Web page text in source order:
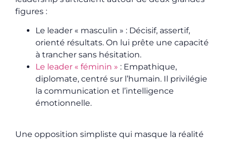
figures :
Le leader « masculin » : Décisif, assertif,
orienté résultats. On lui prête une capacité
à trancher sans hésitation.
Le leader « féminin » : Empathique,
diplomate, centré sur l’humain. Il privilégie
la communication et l’intelligence
émotionnelle.
Une opposition simpliste qui masque la réalité